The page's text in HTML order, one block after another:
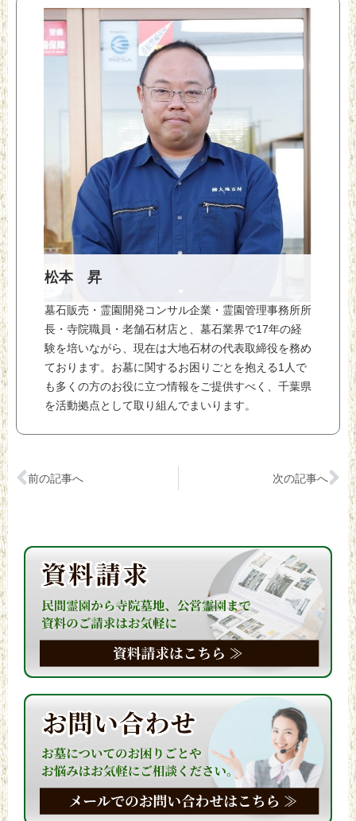
松本 昇
墓石販売・霊園開発コンサル企業・霊園管理事務所所
長・寺院職員・老舗石材店と、墓石業界で17年の経
験を培いながら、現在は大地石材の代表取締役を務め
ております。お墓に関するお困りごとを抱える1人で
も多くの方のお役に立つ情報をご提供すべく、千葉県
を活動拠点として取り組んでまいります。
前の記事へ 次の記事へ